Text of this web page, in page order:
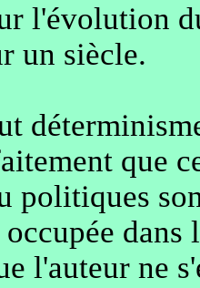
l'évolution
un siècle.
que
politiques
l'auteur ne